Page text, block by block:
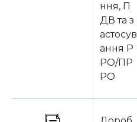
ння, П
ДВ та з
астосув
ання Р
РО/ПР
РО